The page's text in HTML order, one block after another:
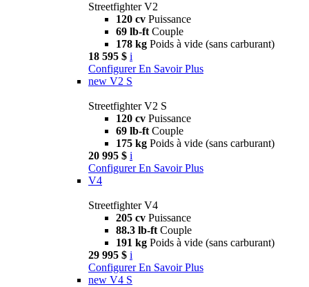
Streetfighter V2
120 cv Puissance
69 lb-ft Couple
178 kg Poids à vide (sans carburant)
18 595 $ i
Configurer En Savoir Plus
new V2 S
Streetfighter V2 S
120 cv Puissance
69 lb-ft Couple
175 kg Poids à vide (sans carburant)
20 995 $ i
Configurer En Savoir Plus
V4
Streetfighter V4
205 cv Puissance
88.3 lb-ft Couple
191 kg Poids à vide (sans carburant)
29 995 $ i
Configurer En Savoir Plus
new V4 S